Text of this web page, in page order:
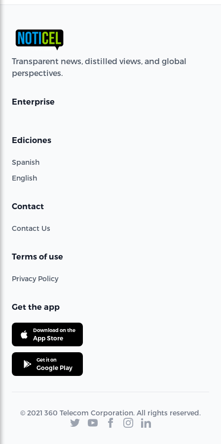
Transparent news, distilled views, and global
perspectives.
Enterprise
Ediciones
Spanish
English
Contact
Contact Us
Terms of use
Privacy Policy
Get the app
Download on the
App Store
Get it on
Google Play
© 2021 360 Telecom Corporation. All rights reserved.